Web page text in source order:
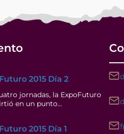
2015 Día 2
jornadas, la ExpoFuturo
en un punto…
2015 Día 1